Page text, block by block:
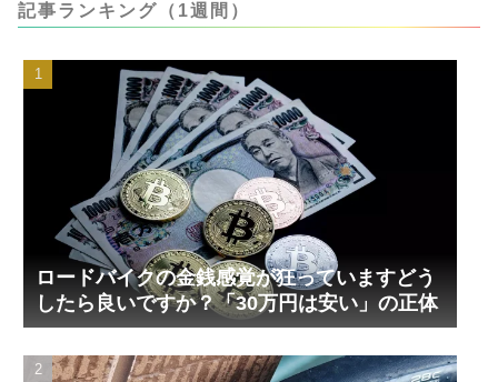
記事ランキング（1週間）
ロードバイクの金銭感覚が狂っていますどう
したら良いですか？「30万円は安い」の正体